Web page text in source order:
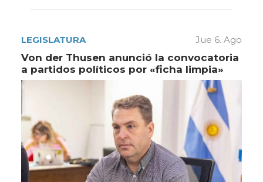
LEGISLATURA Jue 6. Ago
Von der Thusen anunció la convocatoria
a partidos políticos por «ficha limpia»